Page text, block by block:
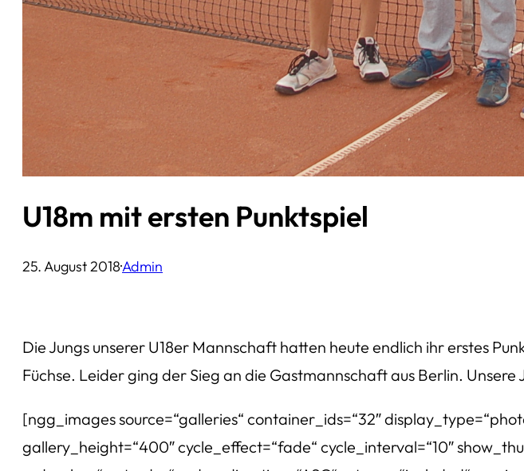
U18m mit ersten Punktspiel
25. August 2018·Admin
Die Jungs unserer U18er Mannschaft hatten heute endlich ihr erstes
Füchse. Leider ging der Sieg an die Gastmannschaft aus Berlin. Unsere
[ngg_images source=“galleries“ container_ids=“32″
gallery_height=“400″ cycle_effect=“fade“ cycle_interval=“10″